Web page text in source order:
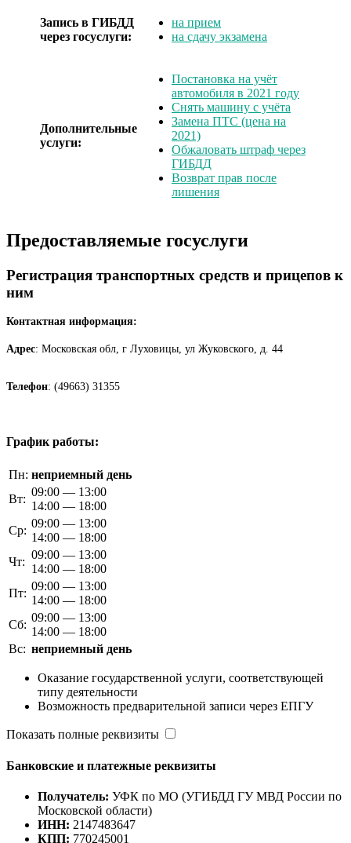
Запись в ГИБДД
через госуслуги:
на прием
на сдачу экзамена
Дополнительные
услуги:
Постановка на учёт
автомобиля в 2021 году
Снять машину с учёта
Замена ПТС (цена на
2021)
Обжаловать штраф через
ГИБДД
Возврат прав после
лишения
Предоставляемые госуслуги
Регистрация транспортных средств и прицепов к
ним
Контактная информация:
Адрес: Московская обл, г Луховицы, ул Жуковского, д. 44
Телефон: (49663) 31355
График работы:
Пн: неприемный день
Вт:
09:00 — 13:00
14:00 — 18:00
Ср:
09:00 — 13:00
14:00 — 18:00
Чт:
09:00 — 13:00
14:00 — 18:00
Пт:
09:00 — 13:00
14:00 — 18:00
Сб:
09:00 — 13:00
14:00 — 18:00
Вс: неприемный день
Оказание государственной услуги, соответствующей
типу деятельности
Возможность предварительной записи через ЕПГУ
Показать полные реквизиты
Банковские и платежные реквизиты
Получатель: УФК по МО (УГИБДД ГУ МВД России по
Московской области)
ИНН: 2147483647
КПП: 770245001